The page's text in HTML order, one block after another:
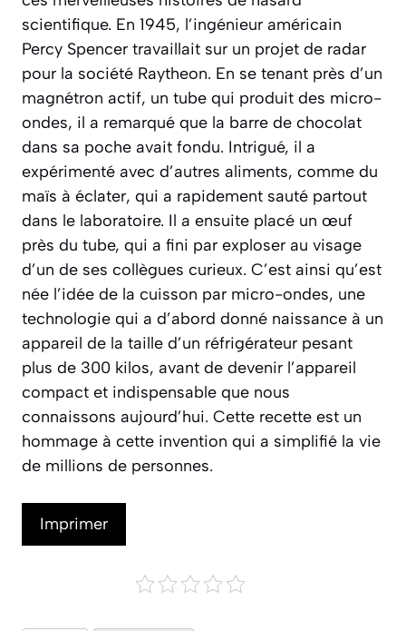
scientifique. En 1945, l’ingénieur américain
Percy Spencer travaillait sur un projet de radar
pour la société Raytheon. En se tenant près d’un
magnétron actif, un tube qui produit des micro-
ondes, il a remarqué que la barre de chocolat
dans sa poche avait fondu. Intrigué, il a
expérimenté avec d’autres aliments, comme du
maïs à éclater, qui a rapidement sauté partout
dans le laboratoire. Il a ensuite placé un œuf
près du tube, qui a fini par exploser au visage
d’un de ses collègues curieux. C’est ainsi qu’est
née l’idée de la cuisson par micro-ondes, une
technologie qui a d’abord donné naissance à un
appareil de la taille d’un réfrigérateur pesant
plus de 300 kilos, avant de devenir l’appareil
compact et indispensable que nous
connaissons aujourd’hui. Cette recette est un
hommage à cette invention qui a simplifié la vie
de millions de personnes.
Imprimer